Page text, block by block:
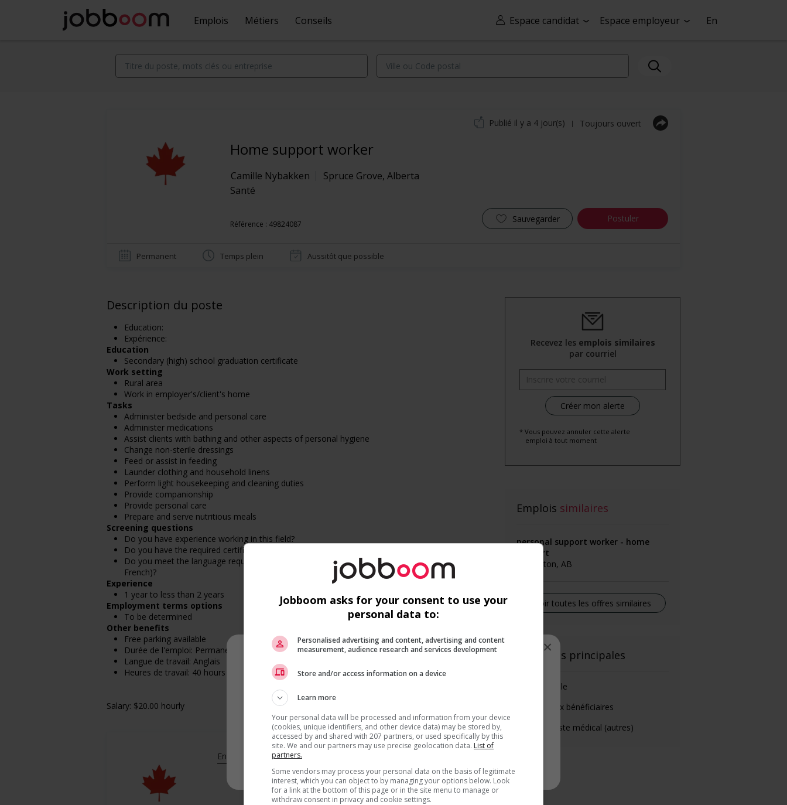
Recevez les emplois similaires
* Vous pouvez annuler cette alerte emploi à tout moment
×
Espace candidat Espace employeur En
Emplois Métiers Conseils
Home support worker
Camille Nybakken Spruce Grove, Alberta
Santé
Référence : 49824087 Sauvegarder Postuler
Publié il y a 4 jour(s) | Toujours ouvert
Permanent Temps plein Aussitôt que possible
Description du poste
Education:
Expérience:
Education
Secondary (high) school graduation certificate
Work setting
Rural area
Work in employer's/client's home
Tasks
Administer bedside and personal care
Administer medications
Assist clients with bathing and other aspects of personal hygiene
Change non-sterile dressings
Feed or assist in feeding
Launder clothing and household linens
Perform light housekeeping and cleaning duties
Provide companionship
Provide personal care
Prepare and serve nutritious meals
Screening questions
Do you have experience working in this field?
Do you have the required certifications listed in the job posting?
Do you meet the language requirements listed in the job posting for the position (English or
French)?
Experience
1 year to less than 2 years
Employment terms options
To be determined
Other benefits
Free parking available
Durée de l'emploi: Permanent
Langue de travail: Anglais
Heures de travail: 40 hours per week
Salary: $20.00 hourly
En savoir plus
Recevez les emplois similaires
par courriel
* Vous pouvez annuler cette alerte
emploi à tout moment
Emplois similaires
personal support worker - home
support
Edmonton, AB
Voir toutes les offres similaires
Fonctions principales
Aide-familiale
Préposé aux bénéficiaires
Technologiste médical (autres)
Jobboom asks for your consent to use your
personal data to:
Personalised advertising and content, advertising and content
measurement, audience research and services development
Store and/or access information on a device
Learn more
Your personal data will be processed and information from your device
(cookies, unique identifiers, and other device data) may be stored by,
accessed by and shared with 207 partners, or used specifically by this
site. We and our partners may use precise geolocation data. List of
partners.
Some vendors may process your personal data on the basis of legitimate
interest, which you can object to by managing your options below. Look
for a link at the bottom of this page or in the site menu to manage or
withdraw consent in privacy and cookie settings.